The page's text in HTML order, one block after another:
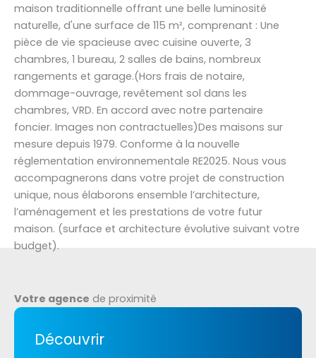
maison traditionnelle offrant une belle luminosité
naturelle, d'une surface de 115 m², comprenant : Une
pièce de vie spacieuse avec cuisine ouverte, 3
chambres, 1 bureau, 2 salles de bains, nombreux
rangements et garage.(Hors frais de notaire,
dommage-ouvrage, revêtement sol dans les
chambres, VRD. En accord avec notre partenaire
foncier. Images non contractuelles)Des maisons sur
mesure depuis 1979. Conforme à la nouvelle
réglementation environnementale RE2025. Nous vous
accompagnerons dans votre projet de construction
unique, nous élaborons ensemble l’architecture,
l’aménagement et les prestations de votre futur
maison. (surface et architecture évolutive suivant votre
budget).
Votre agence de proximité
Découvrir